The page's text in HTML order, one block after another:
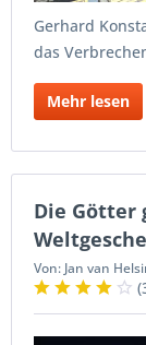
Gerhard
das
Mehr lesen
Die Götter
Von: Jan van
(